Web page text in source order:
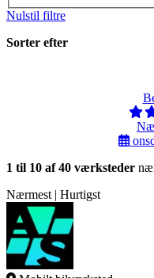
Nulstil filtre
Sorter efter
1 til 10 af 40 værksteder
Nærmest | Hurtigst